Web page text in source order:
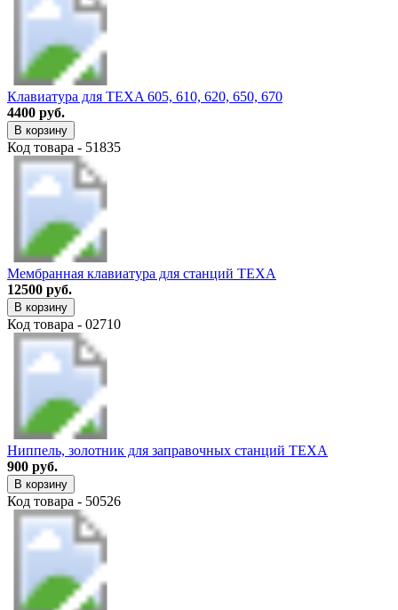
Клавиатура для TEXA 605, 610, 620, 650, 670
4400 руб.
В корзину
Код товара - 51835
Мембранная клавиатура для станций TEXA
12500 руб.
В корзину
Код товара - 02710
Ниппель, золотник для заправочных станций TEXA
900 руб.
В корзину
Код товара - 50526